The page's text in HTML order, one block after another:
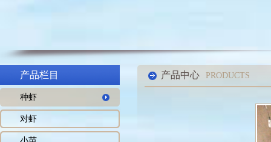
产品栏目
种虾
对虾
产品中心 PRODUCTS